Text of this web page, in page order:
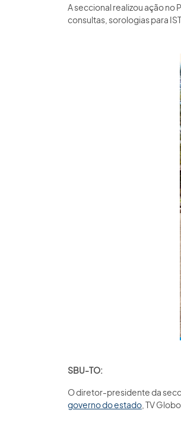
A seccional realizou ação no
consultas, sorologias para
SBU-TO:
O diretor-presidente da
governo do estado , TV